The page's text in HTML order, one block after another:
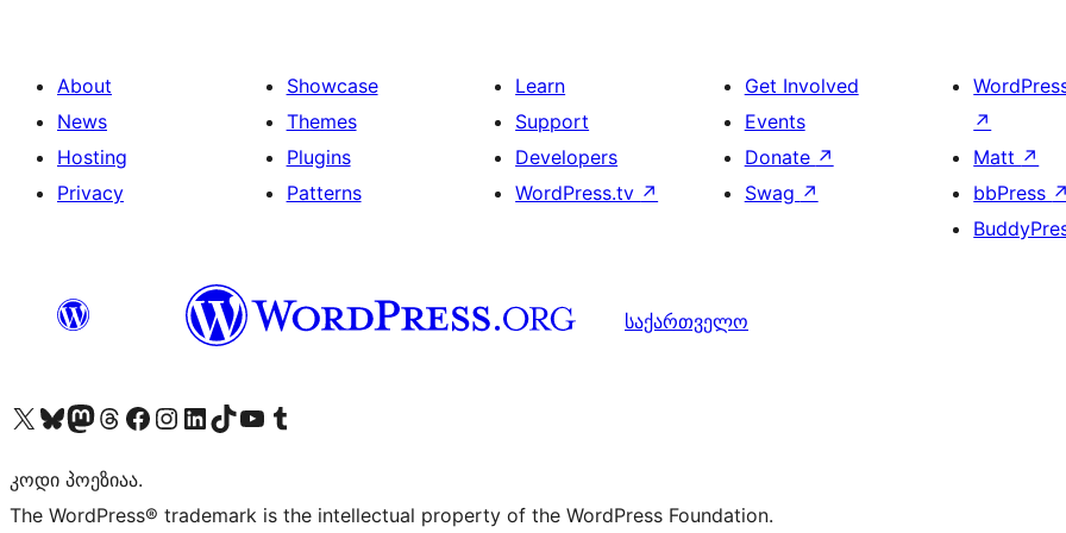
About
News
Hosting
Privacy
Showcase
Themes
Plugins
Patterns
Learn
Support
Developers
WordPress.tv ↗
Get Involved
Events
Donate ↗
Swag ↗
↗
Matt ↗
bbPress ↗
საქართველო
Visit our X (formerly Twitter) account
Visit our Bluesky account
Visit our Mastodon account
Visit our Threads account
Visit our Facebook page
Visit our Instagram account
Visit our LinkedIn account
Visit our TikTok account
Visit our YouTube channel
Visit our Tumblr account
კოდი პოეზიაა.
The WordPress® trademark is the intellectual property of the WordPress Foundation.